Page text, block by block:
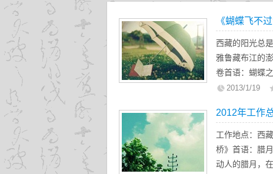
《蝴蝶飞不
西藏的阳光总
雅鲁藏布江的
卷首语：蝴蝶
头，早已没有
尽头，细雨轻
无穷沧海，亦
溢，盈满苍穹
2013/1/19
2012年工作
工作地点：西
桥》首语：腊
动人的腊月，